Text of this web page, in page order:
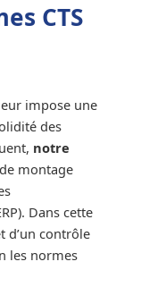
CTS
impose une
des
notre
montage
Dans cette
d’un contrôle
les normes